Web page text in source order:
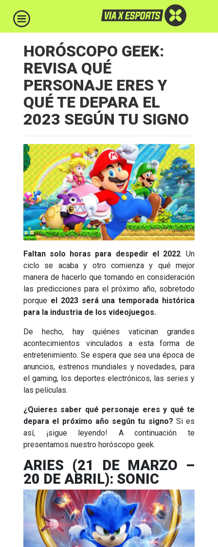
HORÓSCOPO GEEK:
REVISA QUÉ
PERSONAJE ERES Y
QUÉ TE DEPARA EL
2023 SEGÚN TU SIGNO
Faltan solo horas para despedir el 2022. Un
ciclo se acaba y otro comienza y qué mejor
manera de hacerlo que tomando en consideración
las predicciones para el próximo año, sobretodo
porque el 2023 será una temporada histórica
para la industria de los videojuegos.
De hecho, hay quiénes vaticinan grandes
acontecimientos vinculados a esta forma de
entretenimiento. Se espera que sea una época de
anuncios, estrenos mundiales y novedades, para
el gaming, los deportes electrónicos, las series y
las películas.
¿Quieres saber qué personaje eres y qué te
depara el próximo año según tu signo? Si es
así, ¡sigue leyendo! A continuación te
presentamos nuestro horóscopo geek.
ARIES (21 DE MARZO –
20 DE ABRIL): SONIC